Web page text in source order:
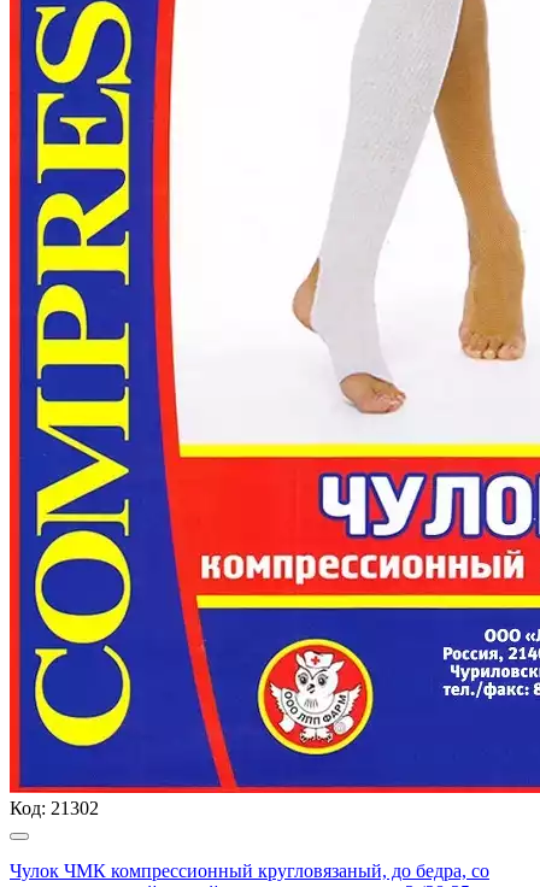
Код: 21302
Чулок ЧМК компрессионный кругловязаный, до бедра, со